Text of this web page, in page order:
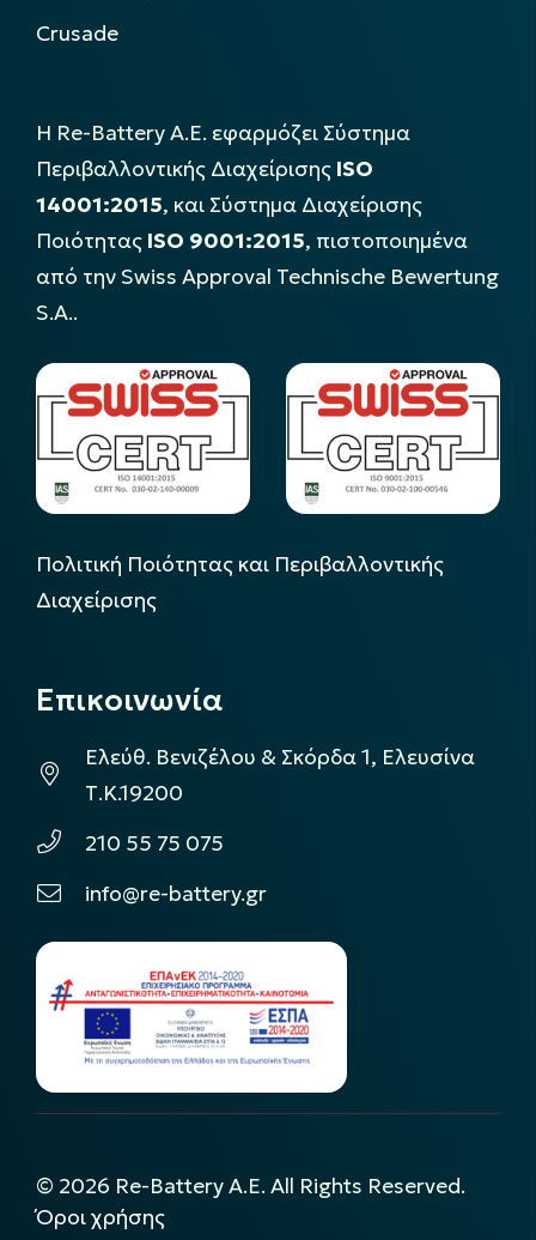
Crusade
Η Re-Battery Α.Ε. εφαρμόζει Σύστημα
Περιβαλλοντικής Διαχείρισης ISO
14001:2015, και Σύστημα Διαχείρισης
Ποιότητας ISO 9001:2015, πιστοποιημένα
από την Swiss Approval Technische Bewertung
S.A..
Πολιτική Ποιότητας και Περιβαλλοντικής
Διαχείρισης
Επικοινωνία
Ελεύθ. Βενιζέλου & Σκόρδα 1, Ελευσίνα
Τ.Κ.19200
210 55 75 075
info@re-battery.gr
© 2026 Re-Battery A.E. All Rights Reserved.
Όροι χρήσης